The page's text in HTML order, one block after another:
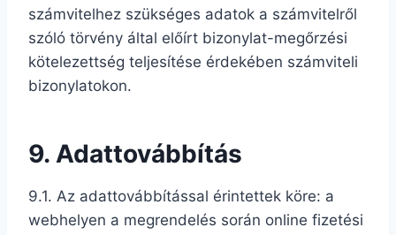
számvitelhez szükséges adatok a számvitelről
szóló törvény által előírt bizonylat-megőrzési
kötelezettség teljesítése érdekében számviteli
bizonylatokon.
9. Adattovábbítás
9.1. Az adattovábbítással érintettek köre: a
webhelyen a megrendelés során online fizetési